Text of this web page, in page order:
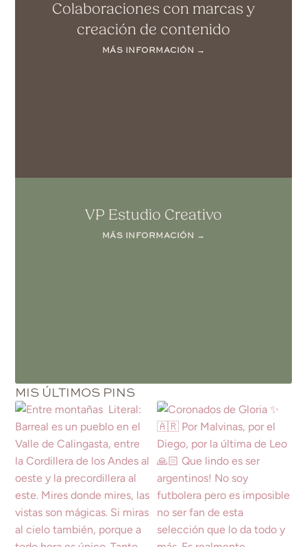
Colaboraciones con marcas y
creación de contenido
MÁS INFORMACIÓN →
VP Estudio Creativo
MÁS INFORMACIÓN →
MIS ÚLTIMOS PINS